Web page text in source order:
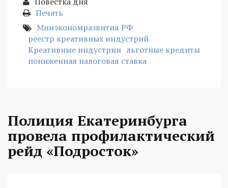
Печать
Минэкономразвития РФ
реестр креативных индустрий
Креативные индустрии льготные кредиты
пониженная налоговая ставка
Полиция Екатеринбурга
провела профилактический
рейд «Подросток»